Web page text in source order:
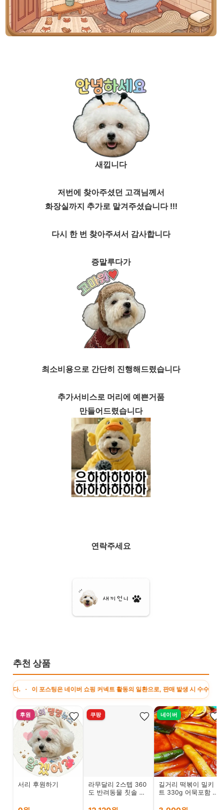
새낍니다
저번에 찾아주셨던 고객님께서
화장실까지 추가로 맡겨주셨습니다 !!!
다시 한 번 찾아주셔서 감사합니다
증말루다가
최소비용으로 간단히 진행해드렸습니다
추가서비스로 머리에 예쁜거품
만들어드렸습니다
연락주세요
추천 상품
스팅은 네이버 쇼핑 커넥트 활동의 일환으로, 판매 발생 시 수수료를 제공받
후원
서리 후원하기
쿠팡
라무달리 2스텝 360
도 반려동물 칫솔 키
네이버
길거리 떡볶이 밀키
트 330g 어묵포함 만